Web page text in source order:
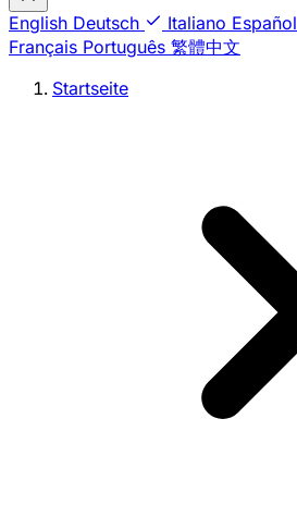
English Deutsch Italiano Español
Français Português 繁體中文
Startseite